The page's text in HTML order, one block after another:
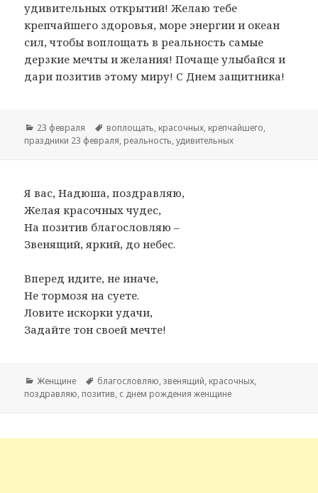
удивительных открытий! Желаю тебе
крепчайшего здоровья, море энергии и океан
сил, чтобы воплощать в реальность самые
дерзкие мечты и желания! Почаще улыбайся и
дари позитив этому миру! С Днем защитника!
Рубрики
23 февраля Метки
воплощать, красочных, крепчайшего,
праздники 23 февраля, реальность,удивительных
Я вас, Надюша, поздравляю,
Желая красочных чудес,
На позитив благословляю –
Звенящий, яркий, до небес.
Вперед идите, не иначе,
Не тормозя на суете.
Ловите искорки удачи,
Задайте тон своей мечте!
Рубрики
Женщине Метки
благословляю,звенящий, красочных,
поздравляю, позитив, с днем рождения женщине